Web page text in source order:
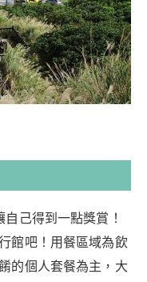
己得到一點獎賞！
館吧！用餐區域為飲
的個人套餐為主，大